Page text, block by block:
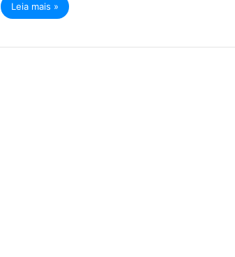
Leia mais »